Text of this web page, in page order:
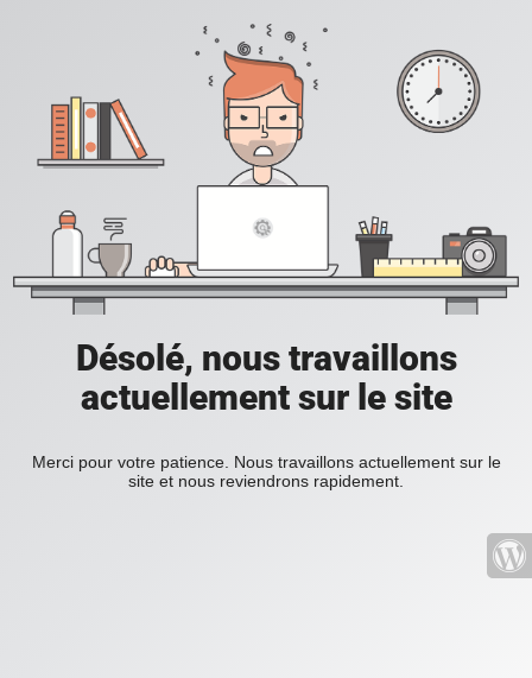
Désolé, nous travaillons
actuellement sur le site
Merci pour votre patience. Nous travaillons actuellement sur le
site et nous reviendrons rapidement.